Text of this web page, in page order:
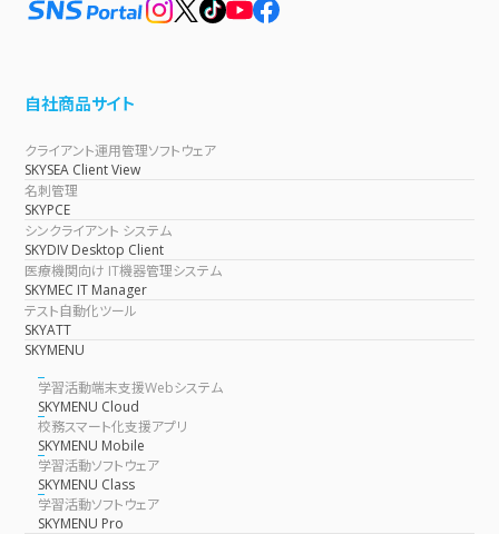
自社商品サイト
クライアント運用管理ソフトウェア
SKYSEA Client View
名刺管理
SKYPCE
シンクライアント システム
SKYDIV Desktop Client
医療機関向け IT機器管理システム
SKYMEC IT Manager
テスト自動化ツール
SKYATT
SKYMENU
学習活動端末支援Webシステム
SKYMENU Cloud
校務スマート化支援アプリ
SKYMENU Mobile
学習活動ソフトウェア
SKYMENU Class
学習活動ソフトウェア
SKYMENU Pro